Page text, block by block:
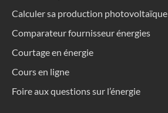
Calculer sa production photovoltaïque
Comparateur fournisseur énergies
Courtage en énergie
Cours en ligne
Foire aux questions sur l’énergie